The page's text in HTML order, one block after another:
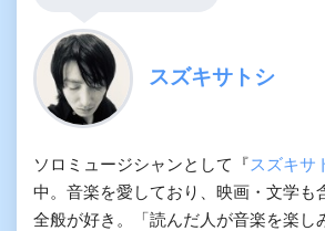
スズキサトシ
ソロミュージシャンとして『スズキサ
中。音楽を愛しており、映画・文学も
全般が好き。「読んだ人が音楽を楽し